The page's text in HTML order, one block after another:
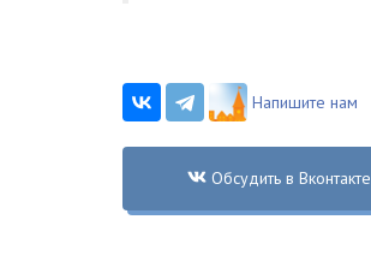
Напишите нам
Обсудить в Вконтакте